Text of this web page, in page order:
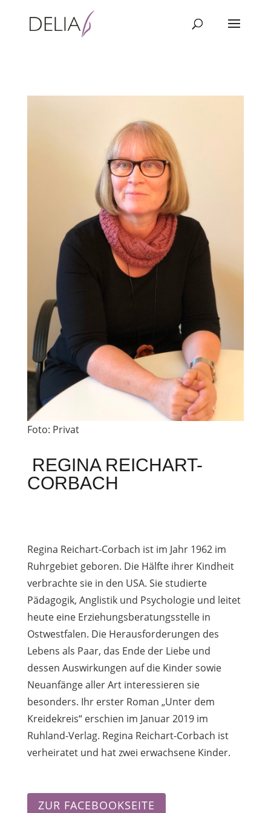
Foto: Privat
REGINA REICHART-
CORBACH
Regina Reichart-Corbach ist im Jahr 1962 im
Ruhrgebiet geboren. Die Hälfte ihrer Kindheit
verbrachte sie in den USA. Sie studierte
Pädagogik, Anglistik und Psychologie und leitet
heute eine Erziehungsberatungsstelle in
Ostwestfalen. Die Herausforderungen des
Lebens als Paar, das Ende der Liebe und
dessen Auswirkungen auf die Kinder sowie
Neuanfänge aller Art interessieren sie
besonders. Ihr erster Roman „Unter dem
Kreidekreis“ erschien im Januar 2019 im
Ruhland-Verlag. Regina Reichart-Corbach ist
verheiratet und hat zwei erwachsene Kinder.
ZUR FACEBOOKSEITE